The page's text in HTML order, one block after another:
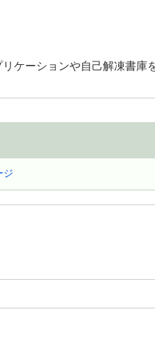
ケーションや自己解凍書庫
ジ